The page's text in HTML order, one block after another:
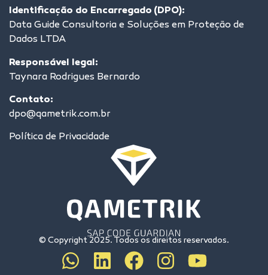
© Copyright 2025. Todos os direitos reservados.
Identificação do Encarregado (DPO):
Data Guide Consultoria e Soluções em Proteção de
Dados LTDA
Responsável legal:
Taynara Rodrigues Bernardo
Contato:
dpo@qametrik.com.br
Política de Privacidade